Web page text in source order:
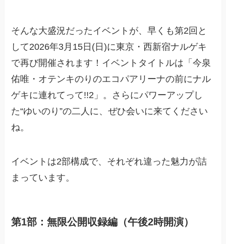
そんな大盛況だったイベントが、早くも第2回と
して2026年3月15日(日)に東京・西新宿ナルゲキ
で再び開催されます！イベントタイトルは「今泉
佑唯・オテンキのりのエコパアリーナの前にナル
ゲキに連れてって!!2」。さらにパワーアップし
た“ゆいのり”の二人に、ぜひ会いに来てください
ね。
イベントは2部構成で、それぞれ違った魅力が詰
まっています。
第1部：無限公開収録編（午後2時開演）